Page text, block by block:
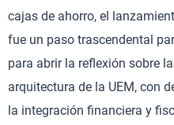
cajas de ahorro, el
fue un paso trascendental
para abrir la reflexión sobre
arquitectura de la UEM, con
la integración financiera y